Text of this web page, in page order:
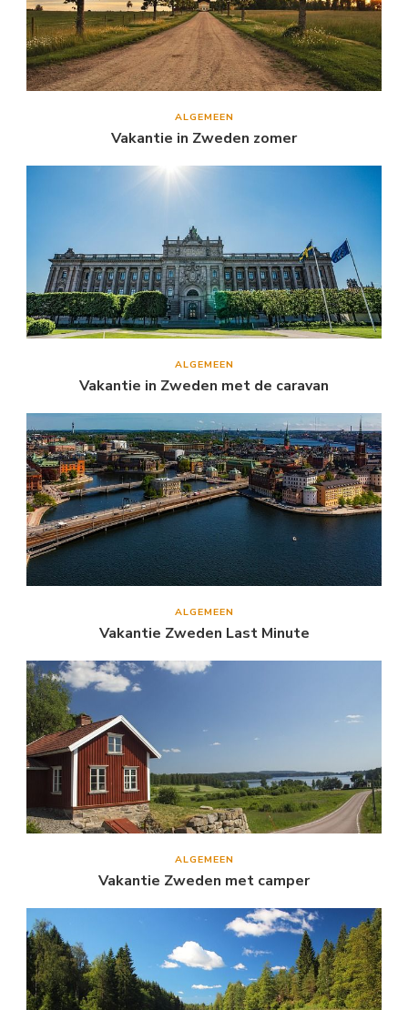
ALGEMEEN
Vakantie in Zweden zomer
ALGEMEEN
Vakantie in Zweden met de caravan
ALGEMEEN
Vakantie Zweden Last Minute
ALGEMEEN
Vakantie Zweden met camper